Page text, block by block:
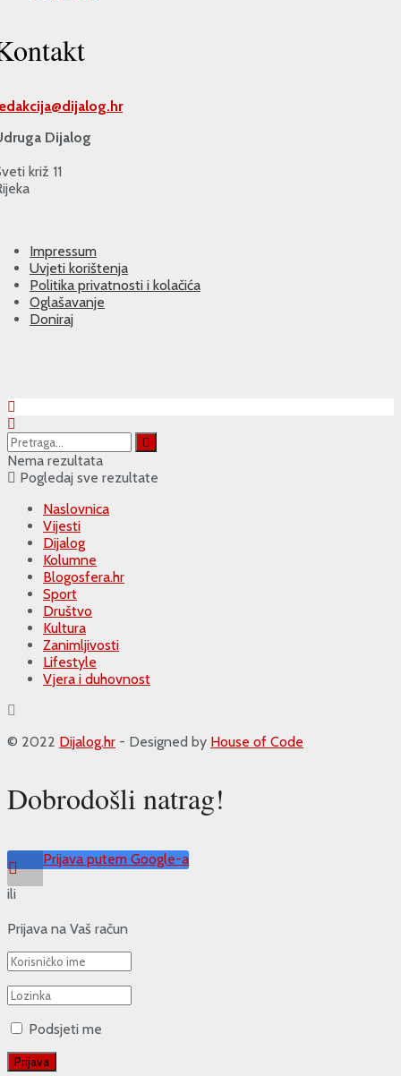
dijalog.hr
Dijalog
križ 11
Impressum
Uvjeti korištenja
Politika privatnosti i kolačića
Oglašavanje
Doniraj
Nema rezultata
Pogledaj sve rezultate
Naslovnica
Vijesti
Dijalog
Kolumne
Blogosfera.hr
Sport
Društvo
Kultura
Zanimljivosti
Lifestyle
Vjera i duhovnost
© 2022 Dijalog.hr - Designed by House of Code
Dobrodošli natrag!
Prijava putem Google-a
ili
Prijava na Vaš račun
Podsjeti me